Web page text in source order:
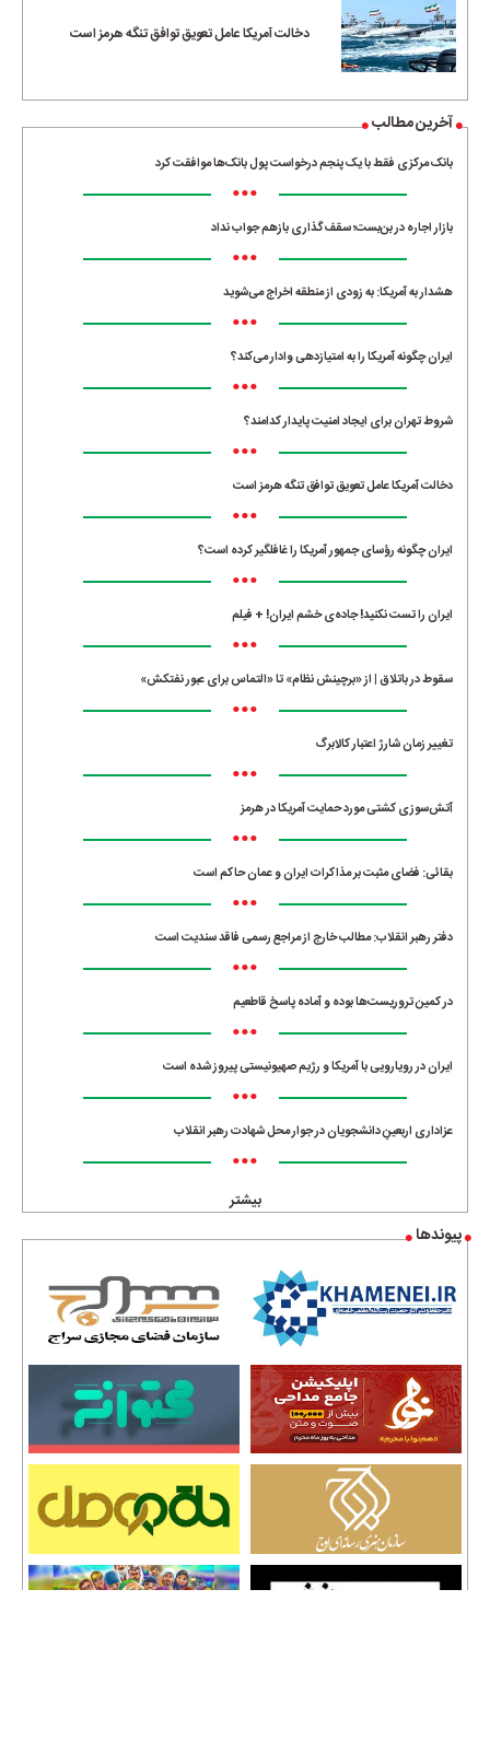
دخالت آمریکا عامل تعویق توافق تنگه هرمز است
آخرین مطالب
بانک مرکزی فقط با یک‌ پنجم درخواست پول بانک‌ها موافقت کرد
•••
بازار اجاره در بن‌بست؛ سقف‌گذاری بازهم جواب نداد
•••
هشدار به آمریکا: به زودی از منطقه اخراج می‌شوید
•••
ایران چگونه آمریکا را به امتیازدهی وادار می‌کند؟
•••
شروط تهران برای ایجاد امنیت پایدار کدامند؟
•••
دخالت آمریکا عامل تعویق توافق تنگه هرمز است
•••
ایران چگونه رؤسای جمهور آمریکا را غافلگیر کرده است؟
•••
ایران را تست نکنید! جاده‌ی خشم ایران! + فیلم
•••
سقوط در باتلاق | از «برچینش نظام» تا «التماس برای عبور نفتکش»
•••
تغییر زمان شارژ اعتبار کالابرگ
•••
آتش‌سوزی کشتی مورد حمایت آمریکا در هرمز
•••
بقائی: فضای مثبت بر مذاکرات ایران و عمان حاکم است
•••
دفتر رهبر انقلاب: مطالب خارج از مراجع رسمی فاقد سندیت است
•••
در کمین تروریست‌ها بوده و آماده پاسخ قاطعیم
•••
ایران در رویارویی با آمریکا و رژیم صهیونیستی پیروز شده است
•••
عزاداری اربعینِ دانشجویان در جوار محل شهادت رهبر انقلاب
•••
بیشتر
پیوندها